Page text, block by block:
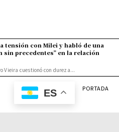
tensión con Milei y habló de una
sin precedentes” en la relación
Vieira cuestionó con dureza...
ES PORTADA